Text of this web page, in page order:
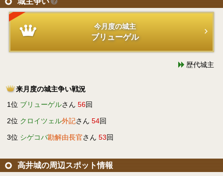
今月度の城主
ブリューゲル
歴代城主
来月度の城主争い戦況
1位 ブリューゲルさん 56回
2位 クロイツェル外記さん 54回
3位 シゲコバ勘解由長官さん 53回
高井城の周辺スポット情報